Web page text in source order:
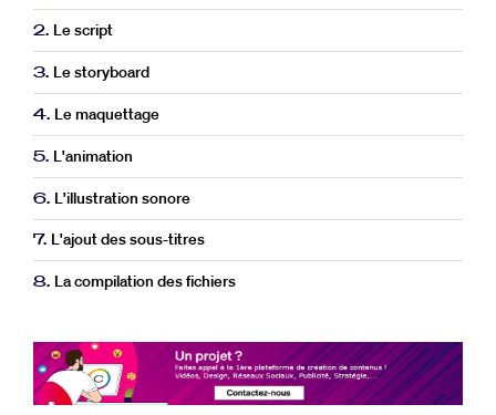
2. Le script
3. Le storyboard
4. Le maquettage
5. L'animation
6. L'illustration sonore
7. L'ajout des sous-titres
8. La compilation des fichiers